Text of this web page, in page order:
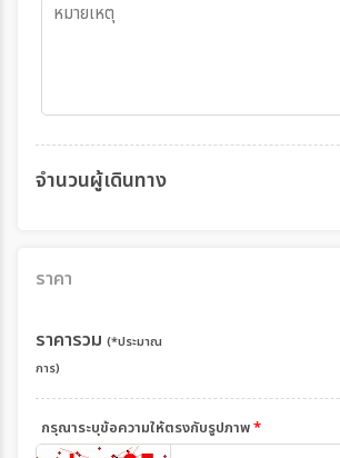
จำนวนผู้เดินทาง
ราคา
ราคารวม (*ประมาณ
การ)
กรุณาระบุข้อความให้ตรงกับรูปภาพ*